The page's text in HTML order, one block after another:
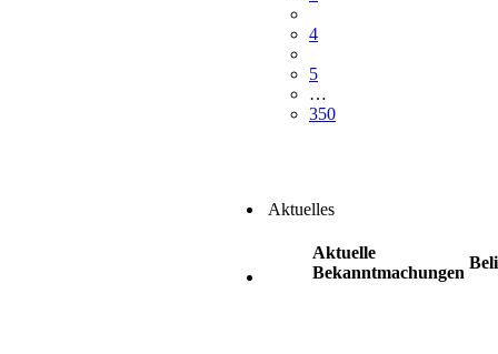
4
5
…
350
Aktuelles
Aktuelle
Bekanntmachungen